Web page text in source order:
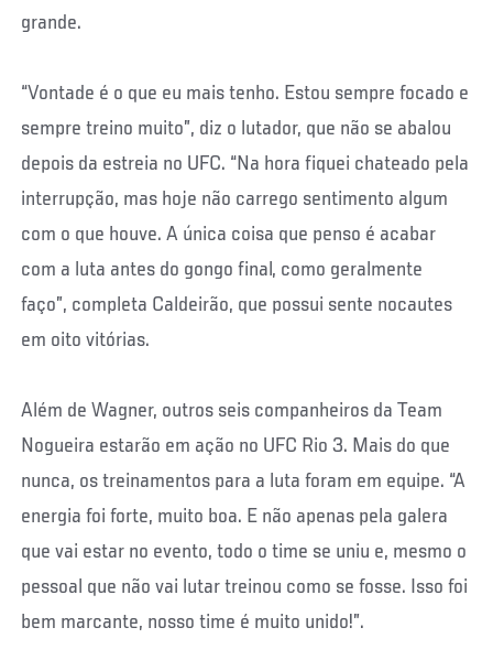
grande.
“Vontade é o que eu mais tenho. Estou sempre focado e
sempre treino muito”, diz o lutador, que não se abalou
depois da estreia no UFC. “Na hora fiquei chateado pela
interrupção, mas hoje não carrego sentimento algum
com o que houve. A única coisa que penso é acabar
com a luta antes do gongo final, como geralmente
faço”, completa Caldeirão, que possui sente nocautes
em oito vitórias.
Além de Wagner, outros seis companheiros da Team
Nogueira estarão em ação no UFC Rio 3. Mais do que
nunca, os treinamentos para a luta foram em equipe. “A
energia foi forte, muito boa. E não apenas pela galera
que vai estar no evento, todo o time se uniu e, mesmo o
pessoal que não vai lutar treinou como se fosse. Isso foi
bem marcante, nosso time é muito unido!”.